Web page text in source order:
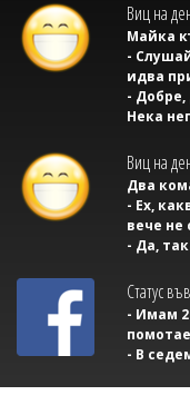
Виц на
Майка
-
идва
- Добре,
Нека
Виц на
Два
- Ех,
вече не
- Да,
Статус
- Имам
- В